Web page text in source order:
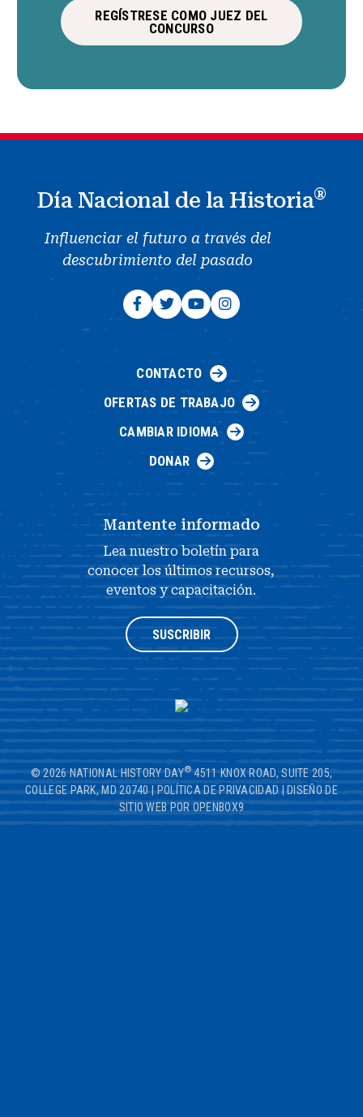
REGÍSTRESE COMO JUEZ DEL
CONCURSO
Día Nacional de la Historia®
Influenciar el futuro a través del
descubrimiento del pasado
CONTACTO
OFERTAS DE TRABAJO
CAMBIAR IDIOMA
DONAR
Mantente informado
Lea nuestro boletín para
conocer los últimos recursos,
eventos y capacitación.
SUSCRIBIR
© 2026 NATIONAL HISTORY DAY® 4511 KNOX ROAD, SUITE 205,
COLLEGE PARK, MD 20740|POLÍTICA DE PRIVACIDAD|DISEÑO DE
SITIO WEB POR OPENBOX9